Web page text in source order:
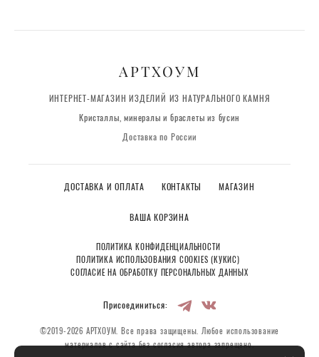
АРТХОУМ
ИНТЕРНЕТ-МАГАЗИН ИЗДЕЛИЙ ИЗ НАТУРАЛЬНОГО КАМНЯ
Кристаллы, минералы и браслеты из бусин
Доставка по России
ДОСТАВКА И ОПЛАТА КОНТАКТЫ МАГАЗИН
ВАША КОРЗИНА
ПОЛИТИКА КОНФИДЕНЦИАЛЬНОСТИ
ПОЛИТИКА ИСПОЛЬЗОВАНИЯ COOKIES (КУКИС)
СОГЛАСИЕ НА ОБРАБОТКУ ПЕРСОНАЛЬНЫХ ДАННЫХ
Присоединиться:
©2019-2026 АРТХОУМ. Все права защищены. Любое использование
материалов с сайта без согласия автора запрещено.